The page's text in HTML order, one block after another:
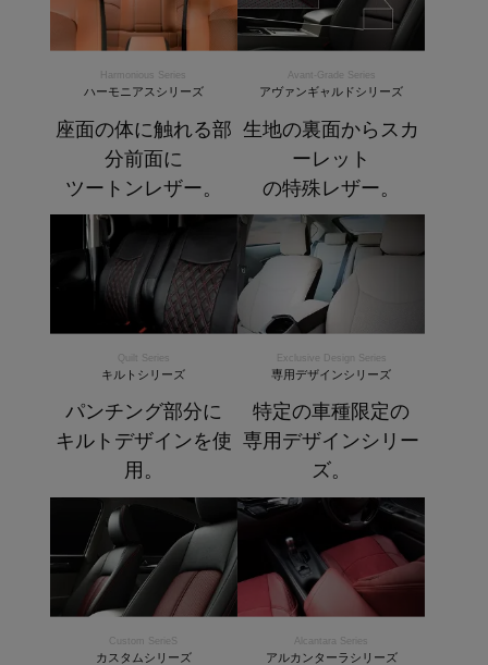
Harmonious Series
ハーモニアスシリーズ
座面の体に触れる部
分前面に
ツートンレザー。
Avant-Grade Series
アヴァンギャルドシリーズ
生地の裏面からスカ
ーレット
の特殊レザー。
Quilt Series
キルトシリーズ
パンチング部分に
キルトデザインを使
用。
Exclusive Design Series
専用デザインシリーズ
特定の車種限定の
専用デザインシリー
ズ。
Custom SerieS
カスタムシリーズ
Alcantara Series
アルカンターラシリーズ